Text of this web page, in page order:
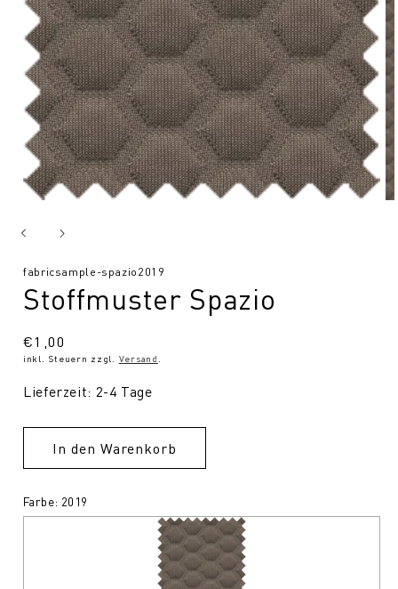
SKU:
fabricsample-spazio2019
Stoffmuster Spazio
Normaler
Preis
€1,00
inkl. Steuern zzgl. Versand
Lieferzeit: 2-4 Tage
In den Warenkorb
Farbe: 2019